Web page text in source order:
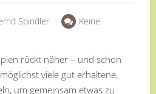
Spindler
Keine
rückt näher – und schon
viele gut erhaltene,
um gemeinsam etwas zu